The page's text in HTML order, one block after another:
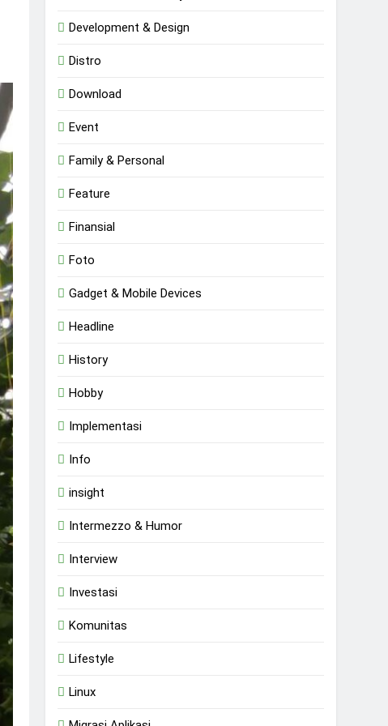
Development & Design
Distro
Download
Event
Family & Personal
Feature
Finansial
Foto
Gadget & Mobile Devices
Headline
History
Hobby
Implementasi
Info
insight
Intermezzo & Humor
Interview
Investasi
Komunitas
Lifestyle
Linux